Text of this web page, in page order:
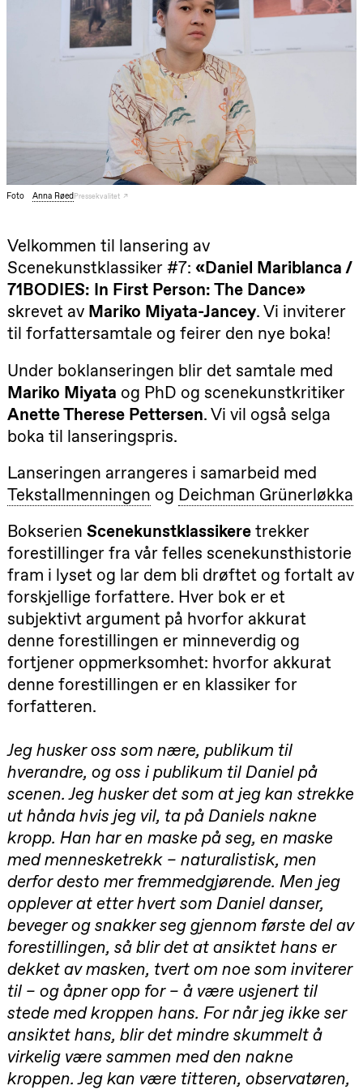
Lørdag 22. august
Pia Maria
Roll og
teater)
Torsdag 27. august
19.00
Pia Maria
Male
Fantasies
(Black Box
Fredag 28. august
Roll og
Mohamed
Mohamed
Male
Fantasies
Lille scene
21.00
Boglárka
Börcsök &
Andreas
SUBJOYRIDE
Store scene
(Black Box
teater)
Lørdag 29. august
19.00
Roll og
Mohamed
Male
Fantasies
Lille scene
21.00
Boglárka
Börcsök &
Andreas
Bolm
SUBJOYRIDE
Store scene
teater)
Lørdag 12. september
15.00
Yuri
Umemoto /​
Oslo
Sinfonietta /​
Ivar Furre
Aam
crypt_ –
Animeopera
av Yuri
Umemoto
Store scene
(Black Box
teater)
19.00
Yuri
20.–29. august 2026
❶ Premiere
Pia Maria Roll og Mohamed
Mohamed
Male Fantasies
Foto Anna RøedPressekvalitet
Velkommen til lansering av
Scenekunstklassiker #7: «Daniel Mariblanca /
71BODIES: In First Person: The Dance»
skrevet av Mariko Miyata-Jancey. Vi inviterer
til forfattersamtale og feirer den nye boka!
Under boklanseringen blir det samtale med
Mariko Miyata og PhD og scenekunstkritiker
Anette Therese Pettersen. Vi vil også selga
boka til lanseringspris.
Lanseringen arrangeres i samarbeid med
Tekstallmenningen og Deichman Grünerløkka
BokserienScenekunstklassikeretrekker
forestillinger fra vår felles scenekunsthistorie
fram i lyset og lar dem bli drøftet og fortalt av
forskjellige forfattere. Hver bok er et
subjektivt argument på hvorfor akkurat
denne forestillingen er minneverdig og
fortjener oppmerksomhet: hvorfor akkurat
denne forestillingen er en klassiker for
forfatteren.
Jeg husker oss som nære, publikum til
hverandre, og oss i publikum til Daniel på
scenen. Jeg husker det som at jeg kan strekke
ut hånda hvis jeg vil, ta på Daniels nakne
kropp. Han har en maske på seg, en maske
med mennesketrekk – naturalistisk, men
derfor desto mer fremmedgjørende. Men jeg
opplever at etter hvert som Daniel danser,
beveger og snakker seg gjennom første del av
forestillingen, så blir det at ansiktet hans er
dekket av masken, tvert om noe som inviterer
til – og åpner opp for – å være usjenert til
stede med kroppen hans. For når jeg ikke ser
ansiktet hans, blir det mindre skummelt å
virkelig være sammen med den nakne
kroppen. Jeg kan være titteren, observatøren,